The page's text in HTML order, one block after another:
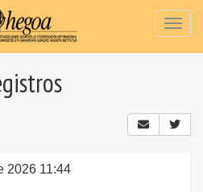
2026 11:44